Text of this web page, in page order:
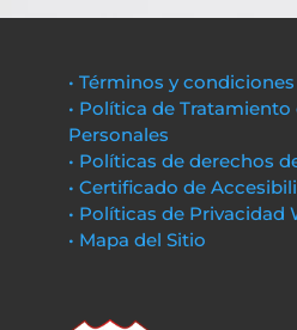
• Términos y condiciones
• Política de Tratamiento
Personales
• Políticas de derechos
• Certificado de
• Políticas de Privacidad
• Mapa del Sitio